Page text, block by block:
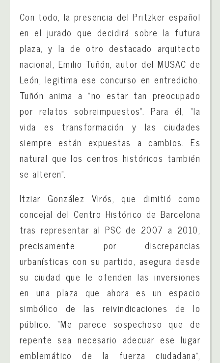
Con todo, la presencia del Pritzker español
en el jurado que decidirá sobre la futura
plaza, y la de otro destacado arquitecto
nacional, Emilio Tuñón, autor del MUSAC de
León, legitima ese concurso en entredicho.
Tuñón anima a “no estar tan preocupado
por relatos sobreimpuestos”. Para él, “la
vida es transformación y las ciudades
siempre están expuestas a cambios. Es
natural que los centros históricos también
se alteren”.
Itziar González Virós, que dimitió como
concejal del Centro Histórico de Barcelona
tras representar al PSC de 2007 a 2010,
precisamente por discrepancias
urbanísticas con su partido, asegura desde
su ciudad que le ofenden las inversiones
en una plaza que ahora es un espacio
simbólico de las reivindicaciones de lo
público. “Me parece sospechoso que de
repente sea necesario adecuar ese lugar
emblemático de la fuerza ciudadana”,